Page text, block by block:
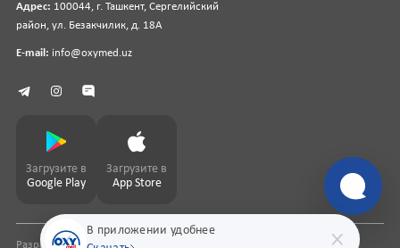
В приложении удобнее
Адрес: 100044, г. Ташкент, Сергелийский
район, ул. Безакчилик, д. 18А
E-mail: info@oxymed.uz
Загрузите в
Google Play
Загрузите в
App Store
Разработка сайтаpharmit.uz